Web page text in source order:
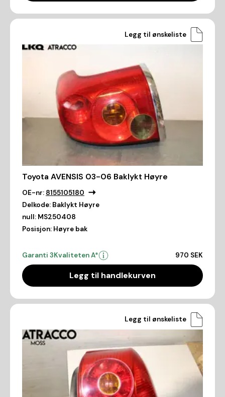
Legg til ønskeliste
Toyota AVENSIS 03-06 Baklykt Høyre
OE-nr: 8155105180
Delkode: Baklykt Høyre
null: MS250408
Posisjon: Høyre bak
Garanti 3Kvaliteten A* 970 SEK
Legg til handlekurven
Legg til ønskeliste